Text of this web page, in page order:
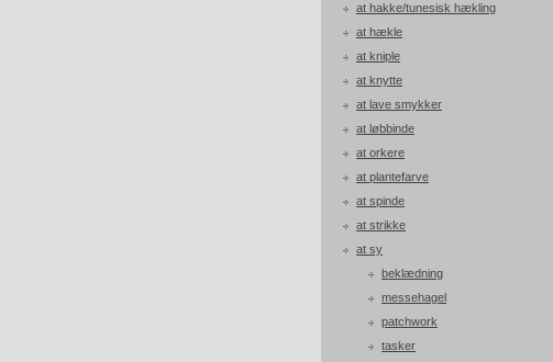
at hakke/tunesisk hækling
at hækle
at kniple
at knytte
at lave smykker
at løbbinde
at orkere
at plantefarve
at spinde
at strikke
at sy
beklædning
messehagel
patchwork
tasker